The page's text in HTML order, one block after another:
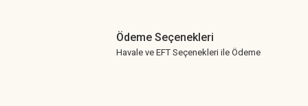
Ödeme Seçenekleri
Havale ve EFT Seçenekleri ile Ödeme